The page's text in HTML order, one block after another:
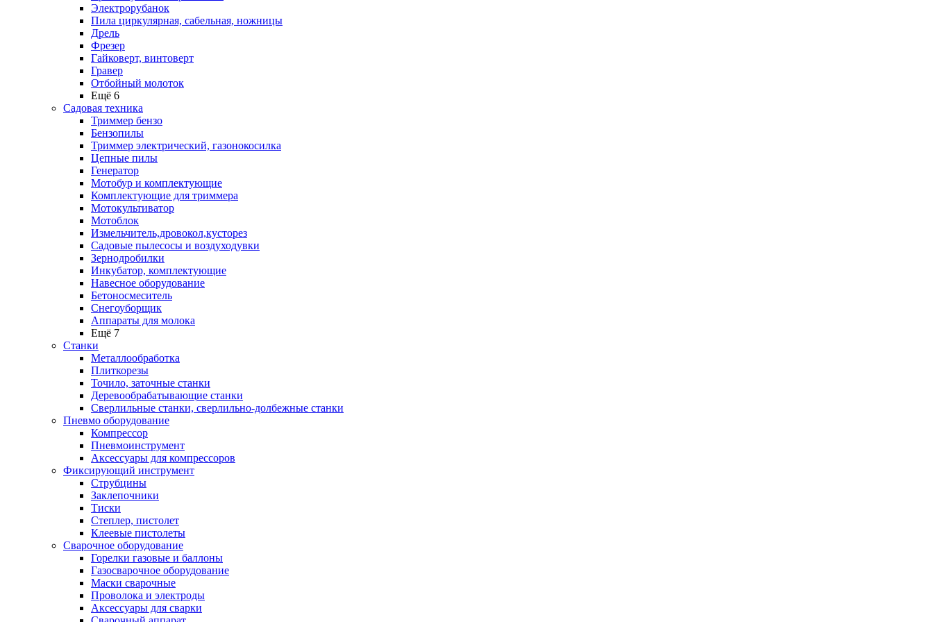
Электрорубанок
Пила циркулярная, сабельная, ножницы
Дрель
Фрезер
Гайковерт, винтоверт
Гравер
Отбойный молоток
Ещё 6
Садовая техника
Триммер бензо
Бензопилы
Триммер электрический, газонокосилка
Цепные пилы
Генератор
Мотобур и комплектующие
Комплектующие для триммера
Мотокультиватор
Мотоблок
Измельчитель,дровокол,кусторез
Садовые пылесосы и воздуходувки
Зернодробилки
Инкубатор, комплектующие
Навесное оборудование
Бетоносмеситель
Снегоуборщик
Аппараты для молока
Ещё 7
Станки
Металлообработка
Плиткорезы
Точило, заточные станки
Деревообрабатывающие станки
Сверлильные станки, сверлильно-долбежные станки
Пневмо оборудование
Компрессор
Пневмоинструмент
Аксессуары для компрессоров
Фиксирующий инструмент
Струбцины
Заклепочники
Тиски
Степлер, пистолет
Клеевые пистолеты
Сварочное оборудование
Горелки газовые и баллоны
Газосварочное оборудование
Маски сварочные
Проволока и электроды
Аксессуары для сварки